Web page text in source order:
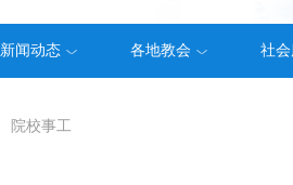
新闻动态 各地教会 社
院校事工